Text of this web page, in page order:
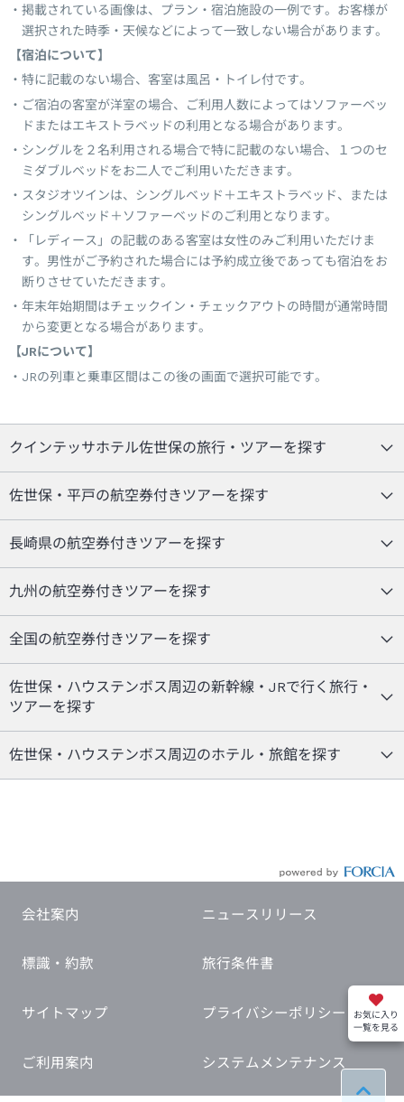
掲載されている画像は、プラン・宿泊施設の一例です。お客様が
選択された時季・天候などによって一致しない場合があります。
【宿泊について】
特に記載のない場合、客室は風呂・トイレ付です。
ご宿泊の客室が洋室の場合、ご利用人数によってはソファーベッ
ドまたはエキストラベッドの利用となる場合があります。
シングルを２名利用される場合で特に記載のない場合、１つのセ
ミダブルベッドをお二人でご利用いただきます。
スタジオツインは、シングルベッド＋エキストラベッド、または
シングルベッド＋ソファーベッドのご利用となります。
「レディース」の記載のある客室は女性のみご利用いただけま
す。男性がご予約された場合には予約成立後であっても宿泊をお
断りさせていただきます。
年末年始期間はチェックイン・チェックアウトの時間が通常時間
から変更となる場合があります。
【JRについて】
JRの列車と乗車区間はこの後の画面で選択可能です。
お気に入り
一覧を見る
クインテッサホテル佐世保の旅行・ツアーを探す
佐世保・平戸の航空券付きツアーを探す
長崎県の航空券付きツアーを探す
九州の航空券付きツアーを探す
全国の航空券付きツアーを探す
佐世保・ハウステンボス周辺の新幹線・JRで行く旅行・
ツアーを探す
佐世保・ハウステンボス周辺のホテル・旅館を探す
会社案内 ニュースリリース
標識・約款 旅行条件書
サイトマップ プライバシーポリシー
ご利用案内 システムメンテナンス